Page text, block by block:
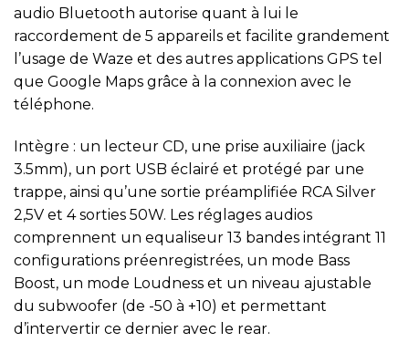
audio Bluetooth autorise quant à lui le
raccordement de 5 appareils et facilite grandement
l’usage de Waze et des autres applications GPS tel
que Google Maps grâce à la connexion avec le
téléphone.
Intègre : un lecteur CD, une prise auxiliaire (jack
3.5mm), un port USB éclairé et protégé par une
trappe, ainsi qu’une sortie préamplifiée RCA Silver
2,5V et 4 sorties 50W. Les réglages audios
comprennent un equaliseur 13 bandes intégrant 11
configurations préenregistrées, un mode Bass
Boost, un mode Loudness et un niveau ajustable
du subwoofer (de -50 à +10) et permettant
d’intervertir ce dernier avec le rear.